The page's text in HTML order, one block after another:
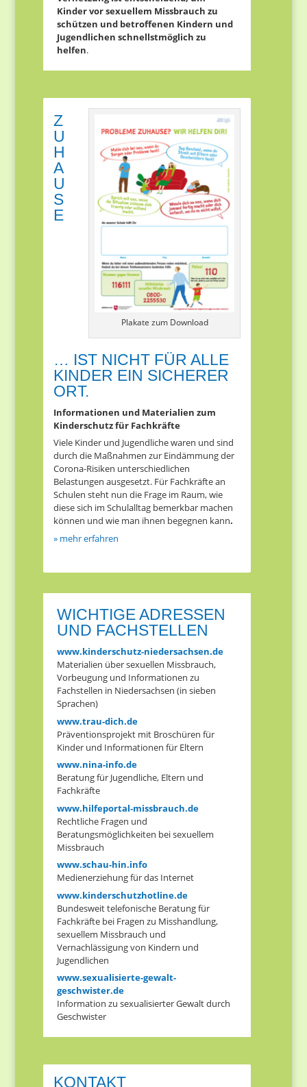
Kinder vor sexuellem Missbrauch zu
schützen und betroffenen Kindern und
Jugendlichen schnellstmöglich zu
helfen.
Plakate zum Download
Z
U
H
A
U
S
E
… IST NICHT FÜR ALLE
KINDER EIN SICHERER
ORT.
Informationen und Materialien zum
Kinderschutz für Fachkräfte
Viele Kinder und Jugendliche waren und sind
durch die Maßnahmen zur Eindämmung der
Corona-Risiken unterschiedlichen
Belastungen ausgesetzt. Für Fachkräfte an
Schulen steht nun die Frage im Raum, wie
diese sich im Schulalltag bemerkbar machen
können und wie man ihnen begegnen kann.
» mehr erfahren
WICHTIGE ADRESSEN
UND FACHSTELLEN
www.kinderschutz-niedersachsen.de
Materialien über sexuellen Missbrauch,
Vorbeugung und Informationen zu
Fachstellen in Niedersachsen (in sieben
Sprachen)
www.trau-dich.de
Präventionsprojekt mit Broschüren für
Kinder und Informationen für Eltern
www.nina-info.de
Beratung für Jugendliche, Eltern und
Fachkräfte
www.hilfeportal-missbrauch.de
Rechtliche Fragen und
Beratungsmöglichkeiten bei sexuellem
Missbrauch
www.schau-hin.info
Medienerziehung für das Internet
www.kinderschutzhotline.de
Bundesweit telefonische Beratung für
Fachkräfte bei Fragen zu Misshandlung,
sexuellem Missbrauch und
Vernachlässigung von Kindern und
Jugendlichen
www.sexualisierte-gewalt-
geschwister.de
Information zu sexualisierter Gewalt durch
Geschwister
KONTAKT